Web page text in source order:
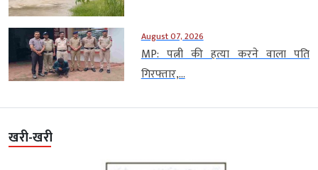
August 07, 2026
MP: पत्नी की हत्या करने वाला पति
गिरफ्तार,...
खरी-खरी